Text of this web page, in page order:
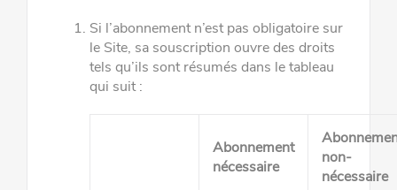
Si l’abonnement n’est pas obligatoire sur
le Site, sa souscription ouvre des droits
tels qu’ils sont résumés dans le tableau
qui suit :
Abonnement
nécessaire
non-
nécessaire